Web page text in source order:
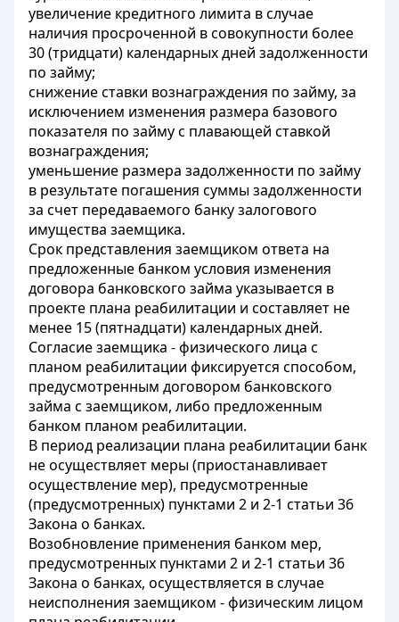
увеличение кредитного лимита в случае
наличия просроченной в совокупности более
30 (тридцати) календарных дней задолженности
по займу;
снижение ставки вознаграждения по займу, за
исключением изменения размера базового
показателя по займу с плавающей ставкой
вознаграждения;
уменьшение размера задолженности по займу
в результате погашения суммы задолженности
за счет передаваемого банку залогового
имущества заемщика.
Срок представления заемщиком ответа на
предложенные банком условия изменения
договора банковского займа указывается в
проекте плана реабилитации и составляет не
менее 15 (пятнадцати) календарных дней.
Согласие заемщика - физического лица с
планом реабилитации фиксируется способом,
предусмотренным договором банковского
займа с заемщиком, либо предложенным
банком планом реабилитации.
В период реализации плана реабилитации банк
не осуществляет меры (приостанавливает
осуществление мер), предусмотренные
(предусмотренных) пунктами 2 и 2-1 статьи 36
Закона о банках.
Возобновление применения банком мер,
предусмотренных пунктами 2 и 2-1 статьи 36
Закона о банках, осуществляется в случае
неисполнения заемщиком - физическим лицом